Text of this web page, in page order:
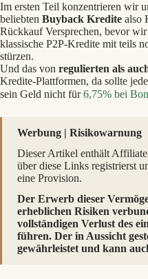
Im ersten Teil konzentrieren wir
beliebten Buyback Kredite also
Rückkauf Versprechen, bevor
klassische P2P-Kredite mit teils
stürzen.
Und das von regulierten als
Kredite-Plattformen, da sollte
sein Geld nicht für6,75% bei
Werbung | Risikowarnung
Dieser Artikel enthält
über diese Links registrierst
eine Provision.
Der Erwerb dieser
erheblichen Risiken
vollständigen Verlust des
führen. Der in Aussicht
gewährleistet und kann